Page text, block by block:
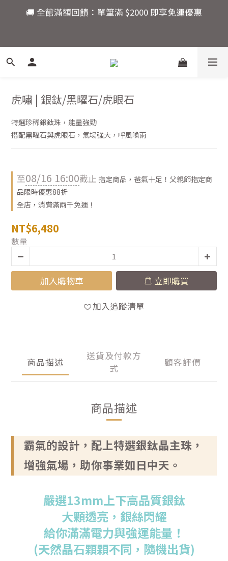
🚚 全館滿額回饋：單筆滿 $2000 即享免運優惠
4
3
07
6
5
4
0
日
:
7
4
0
9
5
4
3
2
1
時
8
4
3
2
1
9
8
7
6
2
1
0
分
:
8
4
3
1
8
7
5
4
1
秒
🚚 全館滿額回饋：單筆滿 $2000 即享免運優惠
虎嘯 | 銀鈦/黑曜石/虎眼石
特選珍稀銀鈦珠，能量強勁
搭配黑曜石與虎眼石，氣場強大，呼風喚雨
至08/16 16:00截止 指定商品，爸氣十足！父親節指定商
品限時優惠88折
全店，消費滿兩千免運！
NT$6,480
數量
加入購物車 立即購買
加入追蹤清單
商品描述
送貨及付款方
式
顧客評價
商品描述
霸氣的設計，配上特選銀鈦晶主珠，
增強氣場，助你事業如日中天。
嚴選13mm上下高品質銀鈦
大顆透亮，銀絲閃耀
給你滿滿電力與強運能量！
(天然晶石顆顆不同，隨機出貨)